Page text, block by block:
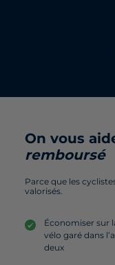
On vous
remboursé
Parce que les
valorisés.
Économiser sur
vélo garé dans
deux